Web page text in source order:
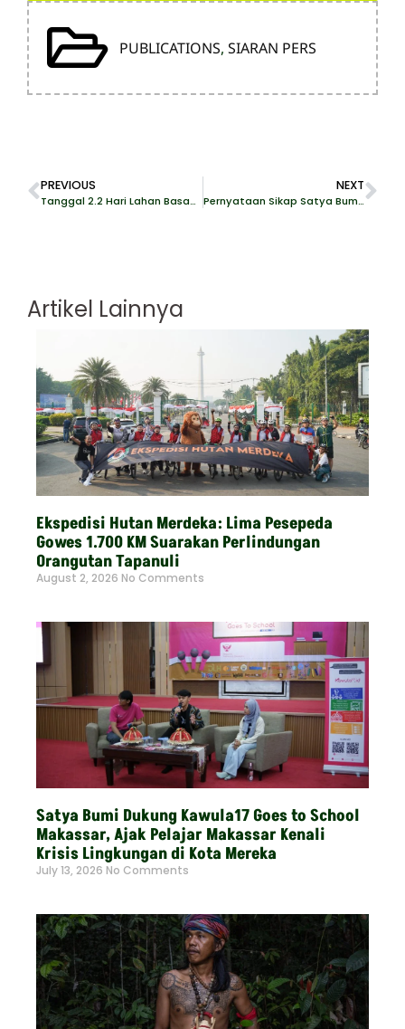
PUBLICATIONS, SIARAN PERS
PREVIOUS
Tanggal 2.2 Hari Lahan Basah Dunia
NEXT
Pernyataan Sikap Satya Bumi: Food Estate Tebu di Papua Selatan, Solusi Semu Ketahanan Pangan
Artikel Lainnya
Ekspedisi Hutan Merdeka: Lima Pesepeda
Gowes 1.700 KM Suarakan Perlindungan
Orangutan Tapanuli
August 2, 2026 No Comments
Satya Bumi Dukung Kawula17 Goes to School
Makassar, Ajak Pelajar Makassar Kenali
Krisis Lingkungan di Kota Mereka
July 13, 2026 No Comments